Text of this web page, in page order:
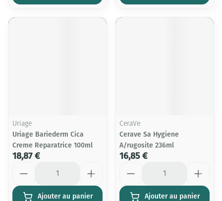
Uriage
Uriage Bariederm Cica
Creme Reparatrice 100ml
18,87 €
Ajouter au panier
CeraVe
Cerave Sa Hygiene
A/rugosite 236ml
16,85 €
Ajouter au panier